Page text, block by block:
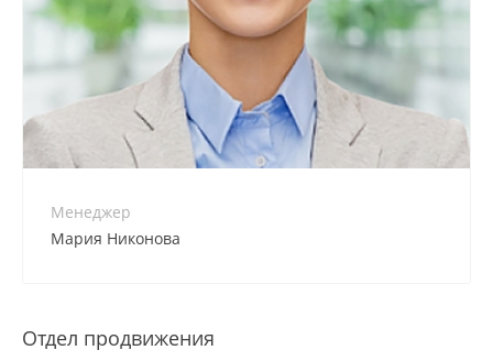
Менеджер
Мария Никонова
+7 800 900-80-90
no-reply@intecweb.ru
Отдел продвижения